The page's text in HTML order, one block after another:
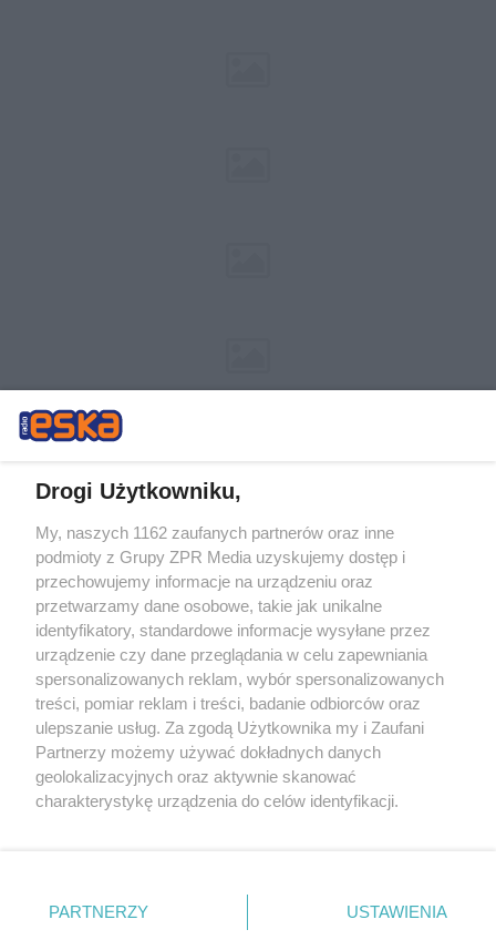
Żaden utwór zamieszczony w serwisie nie może być powielany i
rozpowszechniany lub dalej rozpowszechniany w jakikolwiek sposób (w
tym także elektroniczny lub mechaniczny) na jakimkolwiek polu
eksploatacji w jakiejkolwiek formie, włącznie z umieszczaniem w
Internecie bez pisemnej zgody właściciela praw. Jakiekolwiek użycie lub
wykorzystanie utworów w całości lub w części z naruszeniem prawa,
tzn. bez właściwej zgody, jest zabronione pod groźbą kary i może być
ścigane prawnie.
Drogi Użytkowniku,
My, naszych 1162 zaufanych partnerów oraz inne
podmioty z Grupy ZPR Media uzyskujemy dostęp i
przechowujemy informacje na urządzeniu oraz
przetwarzamy dane osobowe, takie jak unikalne
identyfikatory, standardowe informacje wysyłane przez
urządzenie czy dane przeglądania w celu zapewniania
spersonalizowanych reklam, wybór spersonalizowanych
treści, pomiar reklam i treści, badanie odbiorców oraz
ulepszanie usług. Za zgodą Użytkownika my i Zaufani
Partnerzy możemy używać dokładnych danych
geolokalizacyjnych oraz aktywnie skanować
charakterystykę urządzenia do celów identyfikacji.
zmienić/wycofać klikając przycisk ustawień prywatności
znajdujący się w lewym dolnym rogu strony
PARTNERZY USTAWIENIA